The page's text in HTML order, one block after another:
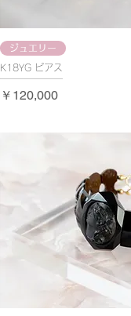
ジュエリー
K18YG ピアス
価格
￥120,000